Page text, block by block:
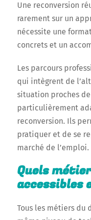
Une reconversion
rarement sur un
nécessite une
concrets et un
Les parcours
qui intègrent de
situation proches
particulièrement
reconversion. Ils
pratiquer et de se
marché de l’emploi.
Quels
accessibles
Tous les métiers du